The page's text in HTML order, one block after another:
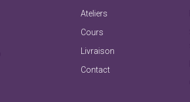
Ateliers
Cours
Livraison
Contact